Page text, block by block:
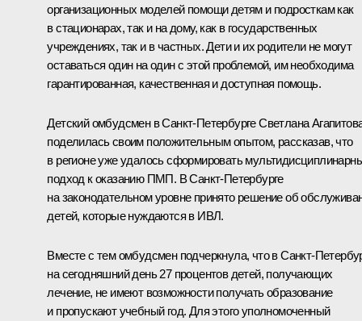
организационных моделей помощи детям и подросткам как
в стационарах, так и на дому, как в государственных
учреждениях, так и в частных. Дети и их родители не могут
оставаться один на один с этой проблемой, им необходима
гарантированная, качественная и доступная помощь.
Детский омбудсмен в Санкт-Петербурге Светлана
поделилась своим положительным опытом, рассказав, что
в регионе уже удалось сформировать
подход к оказанию ПМП. В Санкт-Петербурге
на законодательном уровне принято решение об
детей, которые нуждаются в ИВЛ.
Вместе с тем омбудсмен подчеркнула, что в Санкт-
на сегодняшний день 27 процентов детей, получающих
лечение, не имеют возможности получать образование
и пропускают учебный год. Для этого уполномоченный